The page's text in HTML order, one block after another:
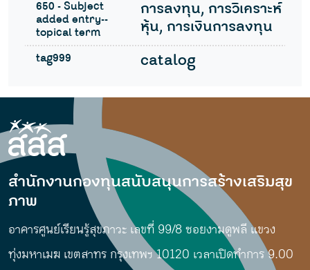
650 - Subject
added entry--
topical term
การลงทุน, การวิเคราะห์
หุ้น, การเงินการลงทุน
tag999 catalog
สำนักงานกองทุนสนับสนุนการสร้างเสริมสุข
ภาพ
อาคารศูนย์เรียนรู้สุขภาวะ เลขที่ 99/8 ซอยงามดูพลี แขวง
ทุ่งมหาเมฆ เขตสาทร กรุงเทพฯ 10120 เวลาเปิดทำการ 9.00